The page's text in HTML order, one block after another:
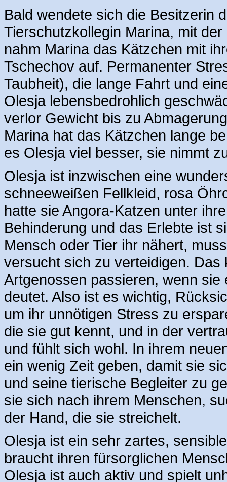
Bald wendete sich die Besitzerin
Tierschutzkollegin Marina, mit
nahm Marina das Kätzchen mit
Tschechov auf. Permanenter
Taubheit), die lange Fahrt und
Olesja lebensbedrohlich
verlor Gewicht bis zu
Marina hat das Kätzchen lange
es Olesja viel besser, sie nimmt
Olesja ist inzwischen eine
schneeweißen Fellkleid, rosa
hatte sie Angora-Katzen unter
Behinderung und das Erlebte ist
Mensch oder Tier ihr nähert,
versucht sich zu verteidigen.
Artgenossen passieren, wenn
deutet. Also ist es wichtig,
um ihr unnötigen Stress zu
die sie gut kennt, und in der
und fühlt sich wohl. In ihrem
ein wenig Zeit geben, damit sie
und seine tierische Begleiter zu
sie sich nach ihrem Menschen,
der Hand, die sie streichelt.
Olesja ist ein sehr zartes,
braucht ihren fürsorglichen
Olesja ist auch aktiv und spielt